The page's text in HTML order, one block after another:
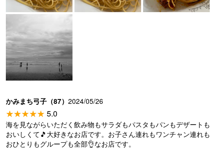
かみまち弓子（87） 2024/05/26
5.0
海を見ながらいただく飲み物もサラダもパスタもパンもデザートも
おいしくて🎵大好きなお店です。お子さん連れもワンチャン連れも
おひとりもグループも全部👌なお店です。